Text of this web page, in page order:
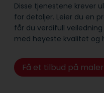
Disse tjenestene krever
for detaljer. Leier du en
får du verdifull
med høyeste kvalitet og
Få et tilbud på